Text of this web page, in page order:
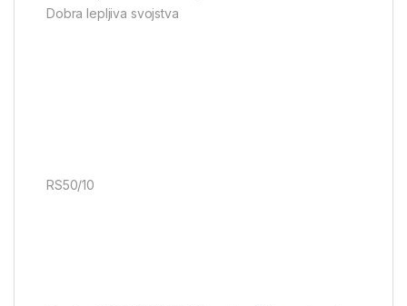
Dobra lepljiva svojstva
RS50/10